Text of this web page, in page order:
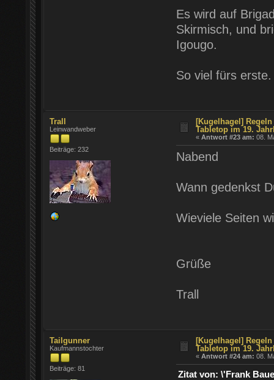
Es wird auf
Skirmisch, und
Igougo.
So viel fürs
Trall
Leinwandweber
Beiträge: 232
[Kugelhagel]
Tabletop im 19.
«Antwort #23 am: 08.
Nabend
Wann gedenkst
Wieviele Seiten
Grüße
Trall
Tailgunner
Kaufmannstochter
Beiträge: 81
[Kugelhagel]
Tabletop im 19.
«Antwort #24 am: 08.
Zitat von: \'Frank